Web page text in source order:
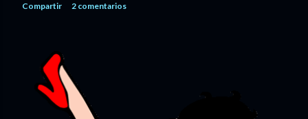
Compartir 2 comentarios